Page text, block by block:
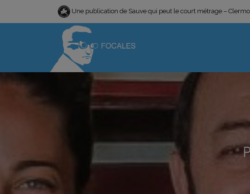
Une publication de Sauve qui peut le court métrage –